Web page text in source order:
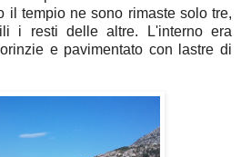
il tempio ne sono rimaste solo tre,
i resti delle altre. L'interno era
e pavimentato con lastre di